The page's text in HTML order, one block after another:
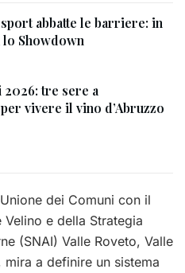
abbatte le barriere: in
Showdown
tre sere a
vivere il vino d’Abruzzo
dei Comuni con il
e della Strategia
(SNAI) Valle Roveto, Valle
a definire un sistema